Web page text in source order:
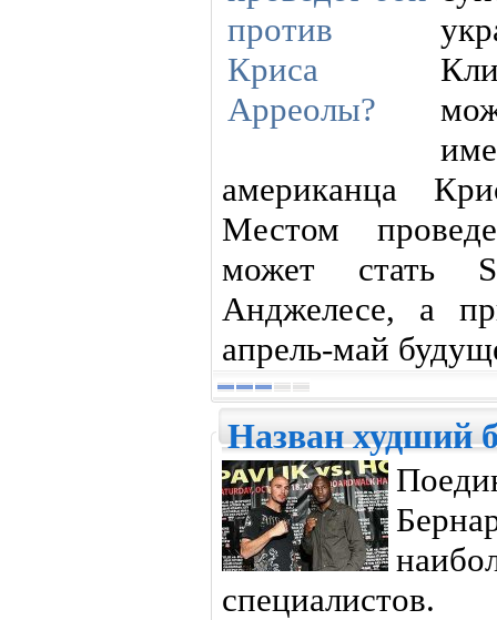
американца
Местом
может стать
Анджелесе, а
апрель-май
Назван худший
специалистов.